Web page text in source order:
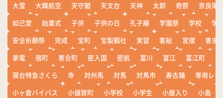
大雪
大韓航空 天守閣 天文台 天神 太郎 奇祭
奈良尾
如己堂
始業式 子供 子供の日 孔子廟 学園祭 学校
学
安全祈願祭
完成 宝町 宝製鋼社 実習 客船 宮摺
害虫
家電
宿町 寄合町 密入国 密航 富川 富江 富江町
寝台特急さくら
寺 対州馬 対馬 対馬市 寿古踊
専用レー
小ヶ倉バイパス
小値賀町 小学校 小学生 小屋入り 小島